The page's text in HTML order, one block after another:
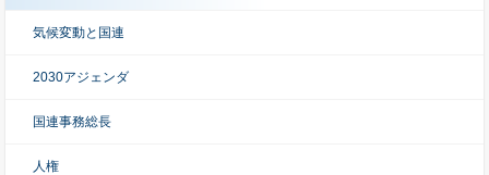
気候変動と国連
2030アジェンダ
国連事務総長
人権